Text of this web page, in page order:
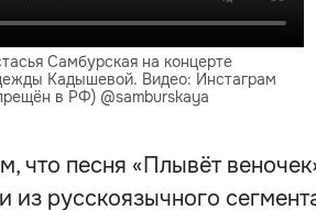
Самбурская на концерте
Кадышевой. Видео: Инстаграм
в РФ) @samburskaya
что песня «Плывёт
из русскоязычного